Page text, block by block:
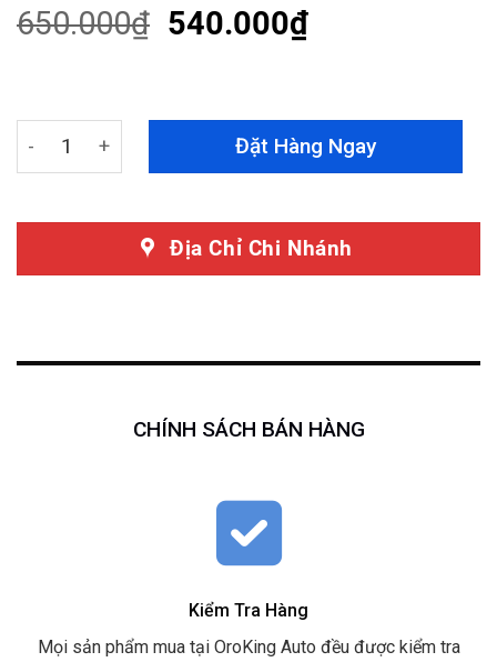
based on
customer
650.000₫ 540.000₫
Rèm Che Nắng Nissan Teanna 2016-2020 Loại 1 Hít
Đặt Hàng Ngay
Địa Chỉ Chi Nhánh
CHÍNH SÁCH BÁN HÀNG
Kiểm Tra Hàng
Mọi sản phẩm mua tại OroKing Auto đều được kiểm tra